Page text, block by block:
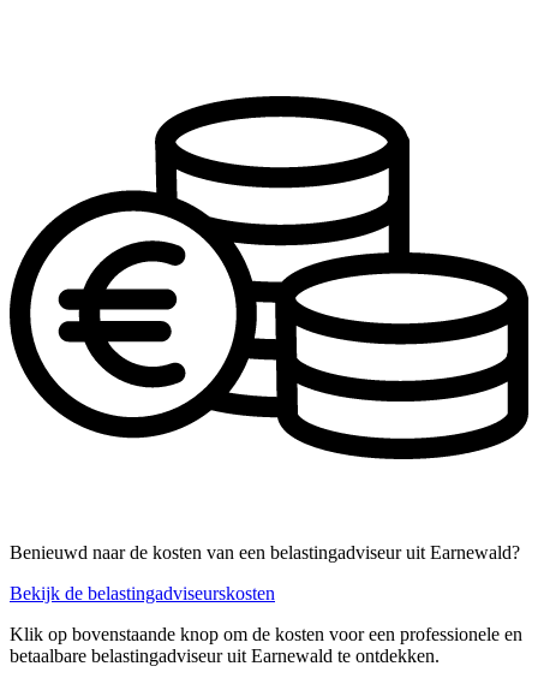
Benieuwd naar de kosten van een belastingadviseur uit Earnewald?
Bekijk de belastingadviseurskosten
Klik op bovenstaande knop om de kosten voor een professionele en
betaalbare belastingadviseur uit Earnewald te ontdekken.